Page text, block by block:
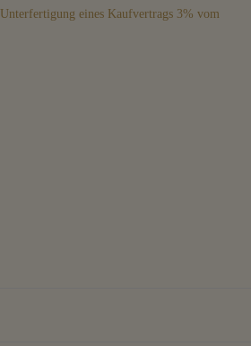
eines Kaufvertrags 3% vom